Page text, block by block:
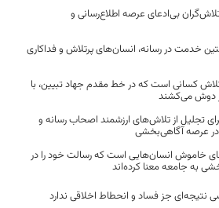
بی‌ادعای عرصه اطلاع‌رسانی و
خدمت در رسانه، انسان‌های پرتلاش و فداکاری
کسانی است که در خط مقدم جهاد تبیین، با
بر دوش می‌کشند
تجلیل از تلاش‌های ارزشمند اصحاب رسانه و
در عرصه آگاهی‌بخشی
خاموش انسان‌هایی است که رسالت خود را در
به جامعه معنا کرده‌اند
نتیجه‌ای جز فساد و انحطاط اخلاقی ندارد